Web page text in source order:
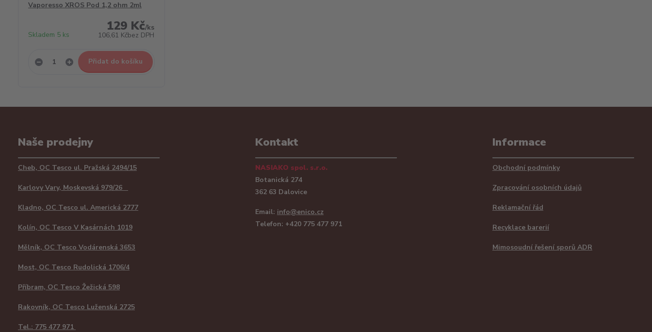
Vaporesso XROS Pod 1,2 ohm 2ml
129 Kč/ks
106,61 Kčbez DPH
Skladem 5 ks
Přidat do košíku
Naše prodejny
Cheb, OC Tesco ul. Pražská 2494/15
Karlovy Vary, Moskevská 979/26
Kladno, OC Tesco ul. Americká 2777
Kolín, OC Tesco V Kasárnách 1019
Mělník, OC Tesco Vodárenská 3653
Most, OC Tesco Rudolická 1706/4
Příbram, OC Tesco Žežická 598
Rakovník, OC Tesco Luženská 2725
Tel.: 775 477 971
Kontakt
NASIAKO spol. s.r.o.
Botanická 274
362 63 Dalovice
Email: info@enico.cz
Telefon: +420 775 477 971
Informace
Obchodní podmínky
Zpracování osobních údajů
Reklamační řád
Recyklace barerií
Mimosoudní řešení sporů ADR